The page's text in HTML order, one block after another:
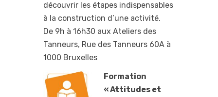
découvrir les étapes indispensables
à la construction d’une activité.
De 9h à 16h30 aux Ateliers des
Tanneurs, Rue des Tanneurs 60A à
1000 Bruxelles
Formation
« Attitudes et